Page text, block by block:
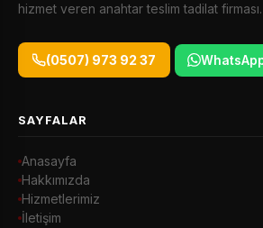
hizmet veren anahtar teslim tadilat firması.
(0507) 973 92 37
SAYFALAR
Anasayfa
Hakkımızda
Hizmetlerimiz
İletişim